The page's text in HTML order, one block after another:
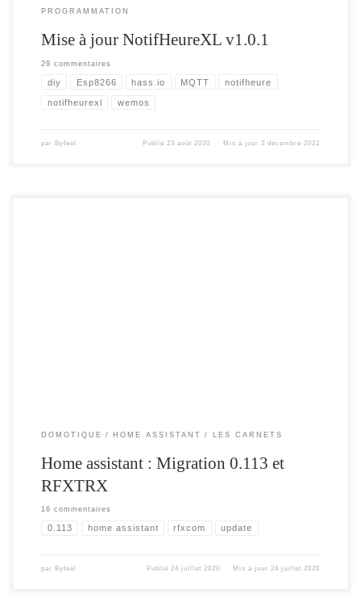
PROGRAMMATION
Mise à jour NotifHeureXL v1.0.1
29 commentaires
diy Esp8266 hass.io MQTT notifheure
notifheurexl wemos
par Byfeel Publié 23 août 2020 Mis à jour 2 décembre 2021
DOMOTIQUE HOME ASSISTANT LES CARNETS
Home assistant : Migration 0.113 et
RFXTRX
16 commentaires
0.113 home assistant rfxcom update
par Byfeel Publié24 juillet 2020 Mis à jour24 juillet 2020